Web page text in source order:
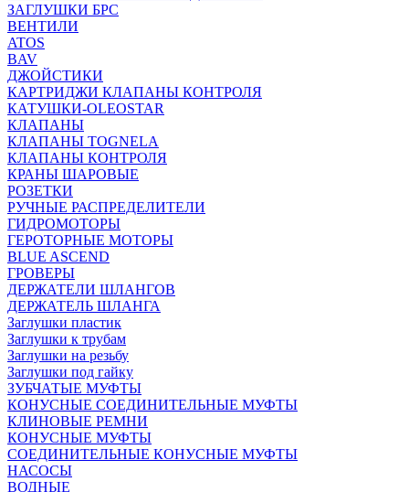
ЗАГЛУШКИ БРС
ВЕНТИЛИ
ATOS
BAV
ДЖОЙСТИКИ
КАРТРИДЖИ КЛАПАНЫ КОНТРОЛЯ
КАТУШКИ-OLEOSTAR
КЛАПАНЫ
КЛАПАНЫ TOGNELA
КЛАПАНЫ КОНТРОЛЯ
КРАНЫ ШАРОВЫЕ
РОЗЕТКИ
РУЧНЫЕ РАСПРЕДЕЛИТЕЛИ
ГИДРОМОТОРЫ
ГЕРОТОРНЫЕ МОТОРЫ
BLUE ASCEND
ГРОВЕРЫ
ДЕРЖАТЕЛИ ШЛАНГОВ
ДЕРЖАТЕЛЬ ШЛАНГА
Заглушки пластик
Заглушки к трубам
Заглушки на резьбу
Заглушки под гайку
ЗУБЧАТЫЕ МУФТЫ
КОНУСНЫЕ СОЕДИНИТЕЛЬНЫЕ МУФТЫ
КЛИНОВЫЕ РЕМНИ
КОНУСНЫЕ МУФТЫ
СОЕДИНИТЕЛЬНЫЕ КОНУСНЫЕ МУФТЫ
НАСОСЫ
ВОДНЫЕ